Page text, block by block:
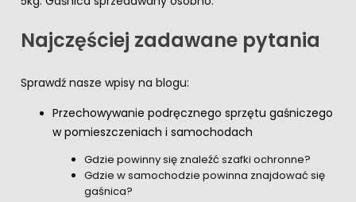
Najczęściej zadawane pytania
Sprawdź nasze wpisy na blogu:
Przechowywanie podręcznego sprzętu gaśniczego
w pomieszczeniach i samochodach
Gdzie powinny się znaleźć szafki ochronne?
Gdzie w samochodzie powinna znajdować się
gaśnica?